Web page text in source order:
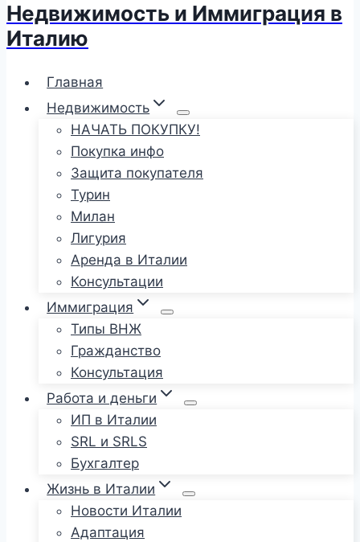
Недвижимость и Иммиграция в
Италию
Главная
Недвижимость
НАЧАТЬ ПОКУПКУ!
Покупка инфо
Защита покупателя
Турин
Милан
Лигурия
Аренда в Италии
Консультации
Иммиграция
Типы ВНЖ
Гражданство
Консультация
Работа и деньги
ИП в Италии
SRL и SRLS
Бухгалтер
Жизнь в Италии
Новости Италии
Адаптация